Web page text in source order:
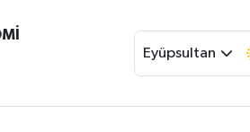
Eyüpsultan